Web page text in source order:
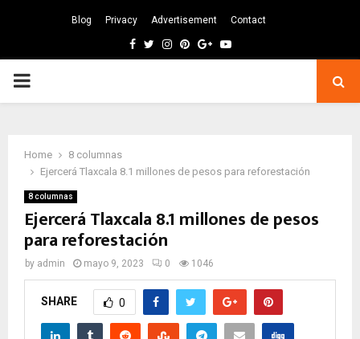
Blog Privacy Advertisement Contact
Facebook
TwitterInstagram
Pinterest
GoogleYoutube
PRIMARY
Home
8 columnas
Ejercerá Tlaxcala 8.1 millones de pesos para reforestación
8 columnas
Ejercerá Tlaxcala 8.1 millones de pesos
para reforestación
by admin mayo 9, 2023 0 1046
SHARE 0